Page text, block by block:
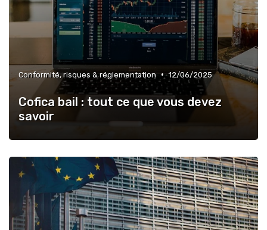
Conformité, risques & réglementation • 12/06/2025
Cofica bail : tout ce que vous devez
savoir